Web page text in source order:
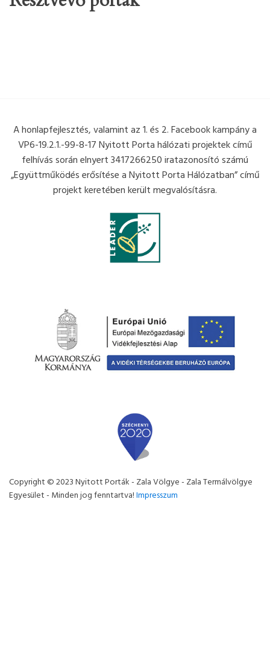
A honlapfejlesztés, valamint az 1. és 2. Facebook kampány a
VP6-19.2.1.-99-8-17 Nyitott Porta hálózati projektek című
felhívás során elnyert 3417266250 iratazonosító számú
„Együttműködés erősítése a Nyitott Porta Hálózatban” című
projekt keretében került megvalósításra.
Copyright © 2023 Nyitott Porták - Zala Völgye - Zala Termálvölgye
Egyesület - Minden jog fenntartva!Impresszum